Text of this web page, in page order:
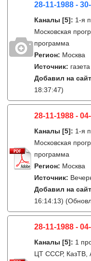
28-11-1988 -
Каналы [5]: 1-я
Московская
программа
Регион: Москва
Источник:
Добавил на
18:37:47)
28-11-1988 -
Каналы [5]: 1-я
Московская
программа
Регион: Москва
Источник:
Добавил на
16:14:13)
28-11-1988 -
Каналы [5]: 1
ЦТ СССР, КазТВ,